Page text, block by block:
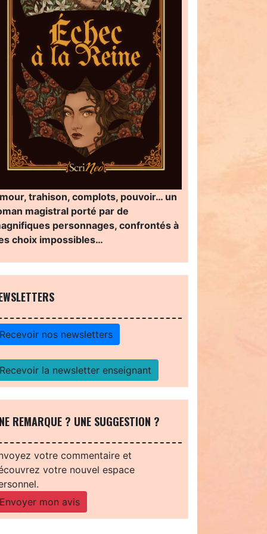
trahison, complots, pouvoir… un
magistral porté par de
personnages, confrontés à
choix impossibles…
Recevoir nos newsletters
Recevoir la newsletter enseignant
REMARQUE ? UNE SUGGESTION ?
votre commentaire et
votre nouvel espace
Envoyer mon avis